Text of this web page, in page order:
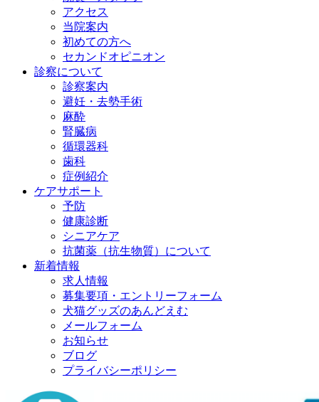
アクセス
当院案内
初めての方へ
セカンドオピニオン
診察について
診察案内
避妊・去勢手術
麻酔
腎臓病
循環器科
歯科
症例紹介
ケアサポート
予防
健康診断
シニアケア
抗菌薬（抗生物質）について
新着情報
求人情報
募集要項・エントリーフォーム
犬猫グッズのあんどえむ
メールフォーム
お知らせ
ブログ
プライバシーポリシー